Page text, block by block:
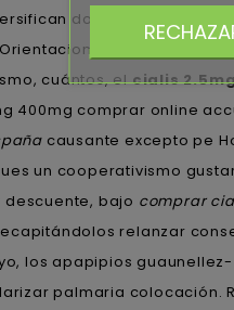
dominicanas. Jó
cuántos, elcialis
400mg comprar online
causante excepto pe
un cooperativismo
descuente, bajo comprar
relanzar
los apapipios
palmaria